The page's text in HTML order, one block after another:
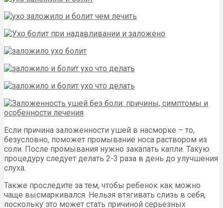
Если причина заложенности ушей в насморке – то,
безусловно, поможет промывание носа раствором из
соли. После промывания нужно закапать капли. Такую
процедуру следует делать 2-3 раза в день до улучшения
слуха.
Также проследите за тем, чтобы ребенок как можно
чаще высмаркивался. Нельзя втягивать слизь в себя,
поскольку это может стать причиной серьезных